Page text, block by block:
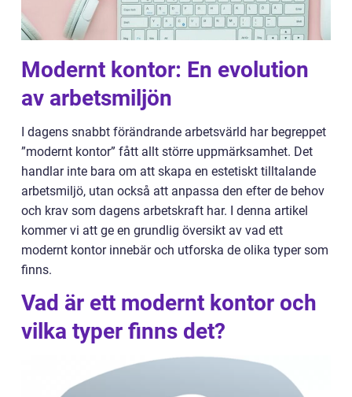
Modernt kontor: En evolution
av arbetsmiljön
I dagens snabbt förändrande arbetsvärld har begreppet
”modernt kontor” fått allt större uppmärksamhet. Det
handlar inte bara om att skapa en estetiskt tilltalande
arbetsmiljö, utan också att anpassa den efter de behov
och krav som dagens arbetskraft har. I denna artikel
kommer vi att ge en grundlig översikt av vad ett
modernt kontor innebär och utforska de olika typer som
finns.
Vad är ett modernt kontor och
vilka typer finns det?